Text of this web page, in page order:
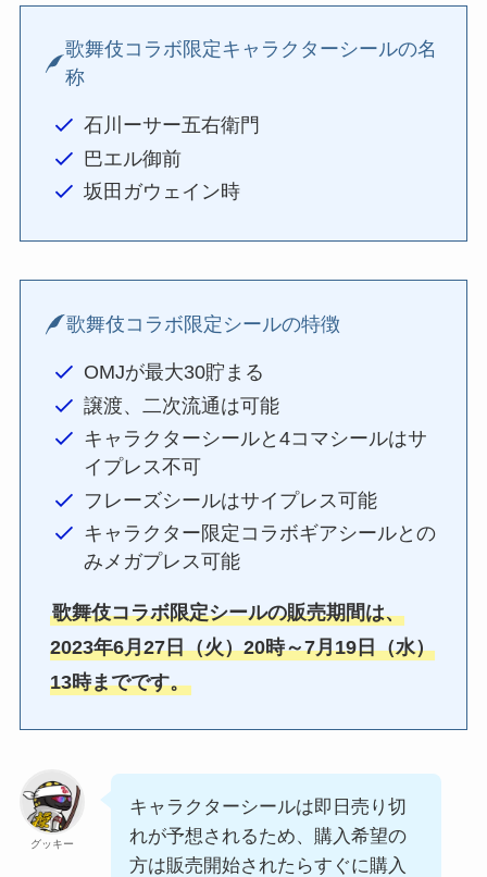
歌舞伎コラボ限定キャラクターシールの名
称
石川ーサー五右衛門
巴エル御前
坂田ガウェイン時
歌舞伎コラボ限定シールの特徴
OMJが最大30貯まる
譲渡、二次流通は可能
キャラクターシールと4コマシールはサ
イプレス不可
フレーズシールはサイプレス可能
キャラクター限定コラボギアシールとの
みメガプレス可能
歌舞伎コラボ限定シールの販売期間は、
2023年6月27日（火）20時～7月19日（水）
13時までです。
グッキー
キャラクターシールは即日売り切
れが予想されるため、購入希望の
方は販売開始されたらすぐに購入